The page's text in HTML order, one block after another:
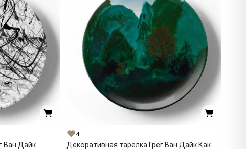
Ван Дайк
4
Декоративная тарелка Грег Ван Дайк Как